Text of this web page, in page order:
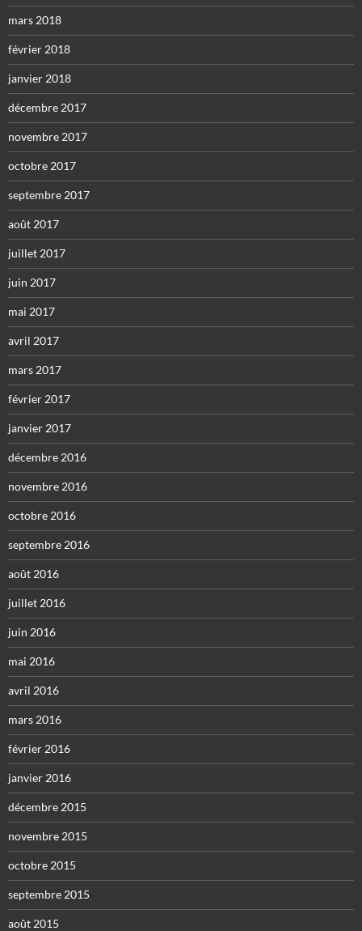
mars 2018
février 2018
janvier 2018
décembre 2017
novembre 2017
octobre 2017
septembre 2017
août 2017
juillet 2017
juin 2017
mai 2017
avril 2017
mars 2017
février 2017
janvier 2017
décembre 2016
novembre 2016
octobre 2016
septembre 2016
août 2016
juillet 2016
juin 2016
mai 2016
avril 2016
mars 2016
février 2016
janvier 2016
décembre 2015
novembre 2015
octobre 2015
septembre 2015
août 2015